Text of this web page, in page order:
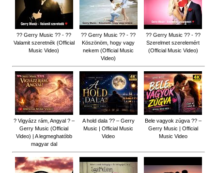
?? Gerry Music ?? - ??
Valamit szeretnék (Official
Music Video)
?? Gerry Music ?? - ??
Köszönöm, hogy vagy
nekem (Official Music
Video)
?? Gerry Music ?? - ??
Szerelmet szerelemért
(Official Music Video)
? Vigyázz rám, Angyal ? –
Gerry Music (Official
Video) | A legmeghatóbb
magyar dal
A hold dala ?? – Gerry
Music | Official Music
Video
Bele vagyok zúgva ?? –
Gerry Music | Official
Music Video